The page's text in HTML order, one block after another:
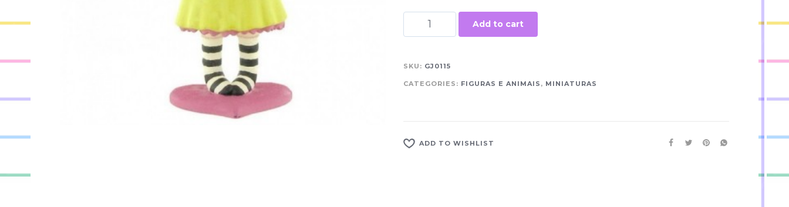
Add to cart
SKU: GJ0115
CATEGORIES: FIGURAS E ANIMAIS , MINIATURAS
ADD TO WISHLIST